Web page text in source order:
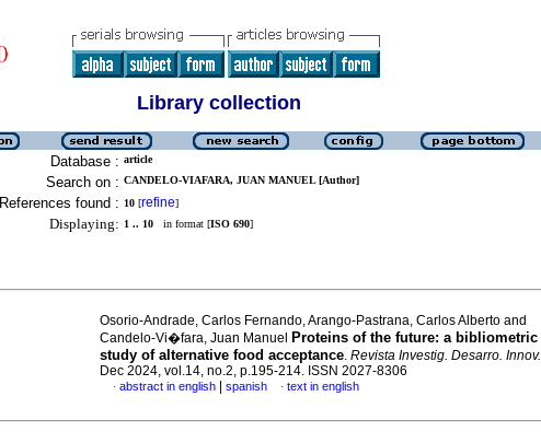
Library collection
Database : article
Search on : CANDELO-VIAFARA, JUAN MANUEL [Author]
References found : 10 [refine]
Displaying: 1 .. 10 in format [ISO 690]
Osorio-Andrade, Carlos Fernando, Arango-Pastrana, Carlos Alberto and
Candelo-Vi�fara, Juan Manuel
Proteins of the future: a bibliometric
study of alternative food acceptance. Revista Investig. Desarro. Innov.
Dec 2024, vol.14, no.2, p.195-214. ISSN 2027-8306
· abstract in english spanish · text in english